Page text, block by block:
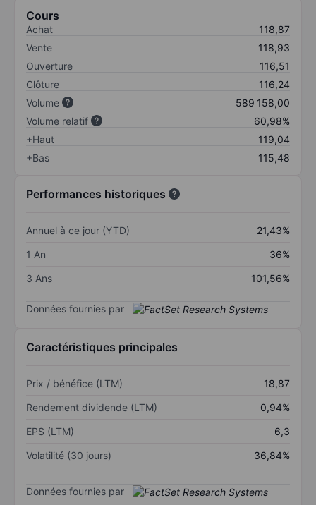
Cours
Achat
118,87
Vente
118,93
Ouverture
116,51
Clôture
116,24
Volume
589 158,00
Volume relatif
60,98%
+Haut
119,04
+Bas
115,48
Performances historiques
Annuel à ce jour (YTD)
21,43%
1 An
36%
3 Ans
101,56%
Données fournies par
Caractéristiques principales
Prix / bénéfice (LTM)
18,87
Rendement dividende (LTM)
0,94%
EPS (LTM)
6,3
Volatilité (30 jours)
36,84%
Données fournies par